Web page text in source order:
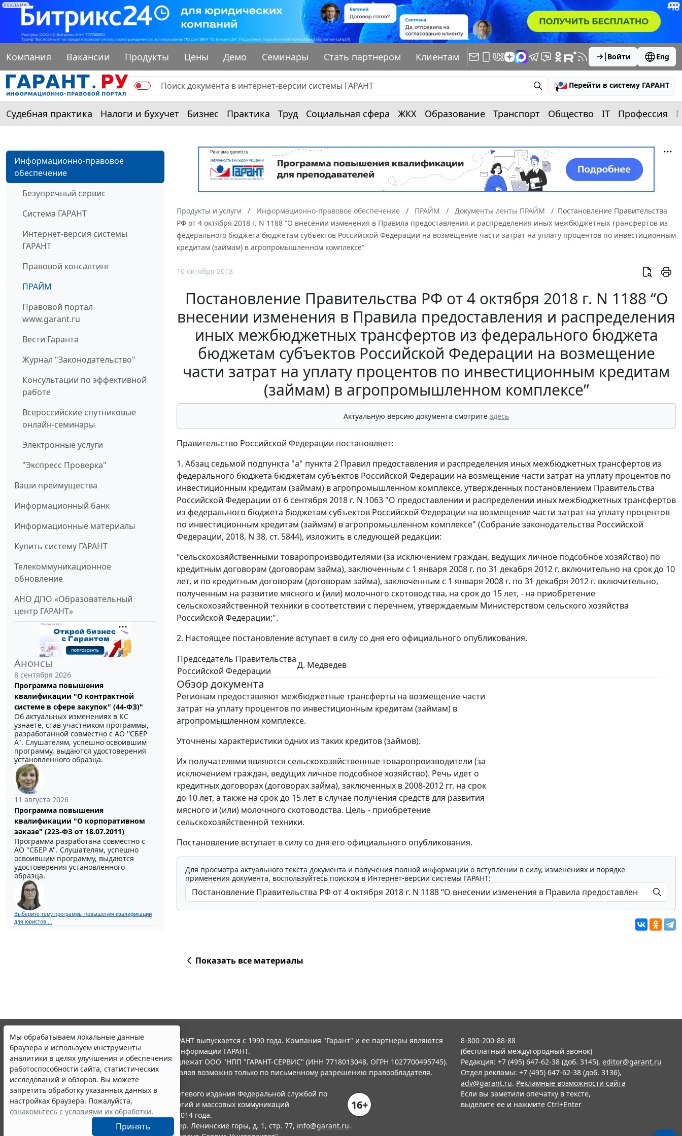
РЕКЛАМА
Компания Вакансии Продукты Цены Демо Семинары Стать партнером Клиентам Войти Eng
Перейти в систему ГАРАНТ
Судебная практика Налоги и бухучет Бизнес Практика Труд Социальная сфера ЖКХ Образование Транспорт Общество IT Профессия
Информационно-правовое
обеспечение
Безупречный сервис
Система ГАРАНТ
Интернет-версия системы
ГАРАНТ
Правовой консалтинг
ПРАЙМ
Правовой портал
www.garant.ru
Вести Гаранта
Журнал "Законодательство"
Консультации по эффективной
работе
Всероссийские спутниковые
онлайн-семинары
Электронные услуги
"Экспресс Проверка"
Ваши преимущества
Информационный банк
Информационные материалы
Купить систему ГАРАНТ
Телекоммуникационное
обновление
АНО ДПО «Образовательный
центр ГАРАНТ»
Анонсы
8 сентября 2026
Программа повышения
квалификации "О контрактной
системе в сфере закупок" (44-ФЗ)"
Об актуальных изменениях в КС
узнаете, став участником программы,
разработанной совместно с АО ''СБЕР
А". Слушателям, успешно освоившим
программу, выдаются удостоверения
установленного образца.
11 августа 2026
Программа повышения
квалификации "О корпоративном
заказе" (223-ФЗ от 18.07.2011)
Программа разработана совместно с
АО ''СБЕР А". Слушателям, успешно
освоившим программу, выдаются
удостоверения установленного
образца.
Выберите тему программы повышения квалификации
для юристов ...
Продукты и услуги Информационно-правовое обеспечение ПРАЙМ Документы ленты ПРАЙМ
Постановление Правительства
РФ от 4 октября 2018 г. N 1188 “О внесении изменения в Правила предоставления и распределения иных межбюджетных трансфертов из
федерального бюджета бюджетам субъектов Российской Федерации на возмещение части затрат на уплату процентов по инвестиционным
кредитам (займам) в агропромышленном комплексе”
10 октября 2018
Постановление Правительства РФ от 4 октября 2018 г. N 1188 “О
внесении изменения в Правила предоставления и распределения
иных межбюджетных трансфертов из федерального бюджета
бюджетам субъектов Российской Федерации на возмещение
части затрат на уплату процентов по инвестиционным кредитам
(займам) в агропромышленном комплексе”
Актуальную версию документа смотрите здесь
Правительство Российской Федерации постановляет:
1. Абзац седьмой подпункта "а" пункта 2 Правил предоставления и распределения иных межбюджетных трансфертов из
федерального бюджета бюджетам субъектов Российской Федерации на возмещение части затрат на уплату процентов по
инвестиционным кредитам (займам) в агропромышленном комплексе, утвержденных постановлением Правительства
Российской Федерации от 6 сентября 2018 г. N 1063 "О предоставлении и распределении иных межбюджетных трансфертов
из федерального бюджета бюджетам субъектов Российской Федерации на возмещение части затрат на уплату процентов
по инвестиционным кредитам (займам) в агропромышленном комплексе" (Собрание законодательства Российской
Федерации, 2018, N 38, ст. 5844), изложить в следующей редакции:
"сельскохозяйственными товаропроизводителями (за исключением граждан, ведущих личное подсобное хозяйство) по
кредитным договорам (договорам займа), заключенным с 1 января 2008 г. по 31 декабря 2012 г. включительно на срок до 10
лет, и по кредитным договорам (договорам займа), заключенным с 1 января 2008 г. по 31 декабря 2012 г. включительно,
полученным на развитие мясного и (или) молочного скотоводства, на срок до 15 лет, - на приобретение
сельскохозяйственной техники в соответствии с перечнем, утверждаемым Министерством сельского хозяйства
Российской Федерации;".
2. Настоящее постановление вступает в силу со дня его официального опубликования.
Председатель Правительства
Российской Федерации
Д. Медведев
Обзор документа
Регионам предоставляют межбюджетные трансферты на возмещение части
затрат на уплату процентов по инвестиционным кредитам (займам) в
агропромышленном комплексе.
Уточнены характеристики одних из таких кредитов (займов).
Их получателями являются сельскохозяйственные товаропроизводители (за
исключением граждан, ведущих личное подсобное хозяйство). Речь идет о
кредитных договорах (договорах займа), заключенных в 2008-2012 гг. на срок
до 10 лет, а также на срок до 15 лет в случае получения средств для развития
мясного и (или) молочного скотоводства. Цель - приобретение
сельскохозяйственной техники.
Постановление вступает в силу со дня его официального опубликования.
Для просмотра актуального текста документа и получения полной информации о вступлении в силу, изменениях и порядке
применения документа, воспользуйтесь поиском в Интернет-версии системы ГАРАНТ:
Показать все материалы
Мы обрабатываем локальные данные
браузера и используем инструменты
аналитики в целях улучшения и обеспечения
работоспособности сайта, статистических
исследований и обзоров. Вы можете
запретить обработку указанных данных в
настройках браузера. Пожалуйста,
ознакомьтесь с условиями их обработки.
Принять
© ООО "НПП "ГАРАНТ-СЕРВИС", 2026. Система ГАРАНТ выпускается с 1990 года. Компания "Гарант" и ее партнеры являются
участниками Российской ассоциации правовой информации ГАРАНТ.
Все права на материалы сайта ГАРАНТ.РУ принадлежат ООО "НПП "ГАРАНТ-СЕРВИС" (ИНН 7718013048, ОГРН 1027700495745).
Полное или частичное воспроизведение материалов возможно только по письменному разрешению правообладателя.
Правила использования портала.
Портал ГАРАНТ.РУ зарегистрирован в качестве сетевого издания Федеральной службой по
надзору в сфере связи,информационных технологий и массовых коммуникаций
(Роскомнадзором), Эл № ФС77-58365 от 18 июня 2014 года.
16+
ООО "НПП "ГАРАНТ-СЕРВИС", 119234, г. Москва, тер. Ленинские горы, д. 1, стр. 77, info@garant.ru.
8-800-200-88-88
(бесплатный междугородный звонок)
Редакция: +7 (495) 647-62-38 (доб. 3145), editor@garant.ru
Отдел рекламы: +7 (495) 647-62-38 (доб. 3136),
adv@garant.ru. Рекламные возможности сайта
Если вы заметили опечатку в тексте,
выделите ее и нажмите Ctrl+Enter